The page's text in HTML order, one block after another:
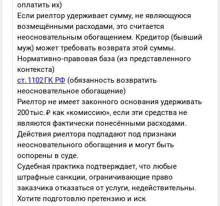
оплатить их)
Если риелтор удерживает сумму, не являющуюся
возмещёнными расходами, это считается
неосновательным обогащением. Кредитор (бывший
муж) может требовать возврата этой суммы.
Нормативно‑правовая база (из представленного
контекста)
ст. 1102 ГК РФ (обязанность возвратить
неосновательное обогащение)
Риелтор не имеет законного основания удерживать
200 тыс. ₽ как «комиссию», если эти средства не
являются фактически понесёнными расходами.
Действия риелтора подпадают под признаки
неосновательного обогащения и могут быть
оспорены в суде.
Судебная практика подтверждает, что любые
штрафные санкции, ограничивающие право
заказчика отказаться от услуги, недействительны.
Хотите подготовлю претензию и иск